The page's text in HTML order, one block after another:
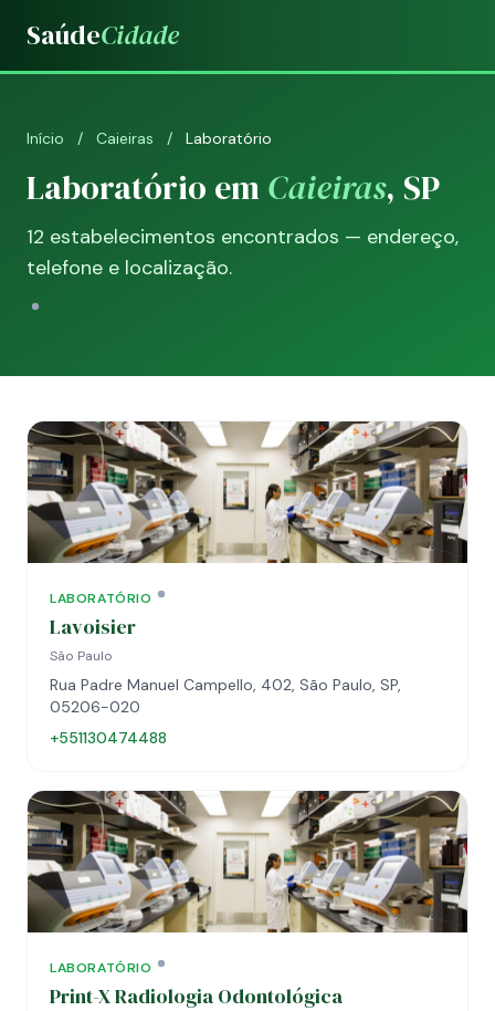
SaúdeCidade
Início / Caieiras / Laboratório
Laboratório emCaieiras, SP
12 estabelecimentos encontrados — endereço,
telefone e localização.
LABORATÓRIO
Lavoisier
São Paulo
Rua Padre Manuel Campello, 402, São Paulo, SP,
05206-020
+551130474488
LABORATÓRIO
Print-X Radiologia Odontológica